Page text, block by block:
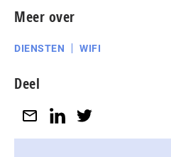
Meer over
DIENSTEN WIFI
Deel